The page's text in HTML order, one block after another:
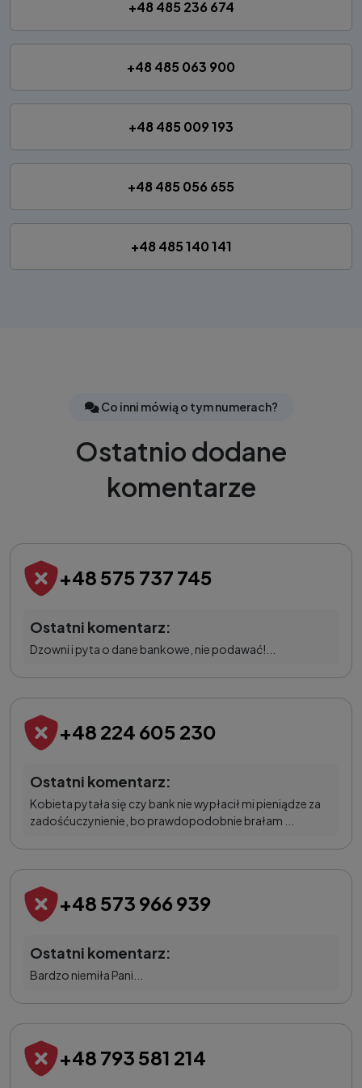
+48 485 236 674
+48 485 063 900
+48 485 009 193
+48 485 056 655
+48 485 140 141
Co inni mówią o tym numerach?
Ostatnio dodane
komentarze
+48 575 737 745
Ostatni komentarz:
Dzowni i pyta o dane bankowe, nie podawać!...
+48 224 605 230
Ostatni komentarz:
Kobieta pytała się czy bank nie wypłacił mi pieniądze za
zadośćuczynienie, bo prawdopodobnie brałam ...
+48 573 966 939
Ostatni komentarz:
Bardzo niemiła Pani...
+48 793 581 214